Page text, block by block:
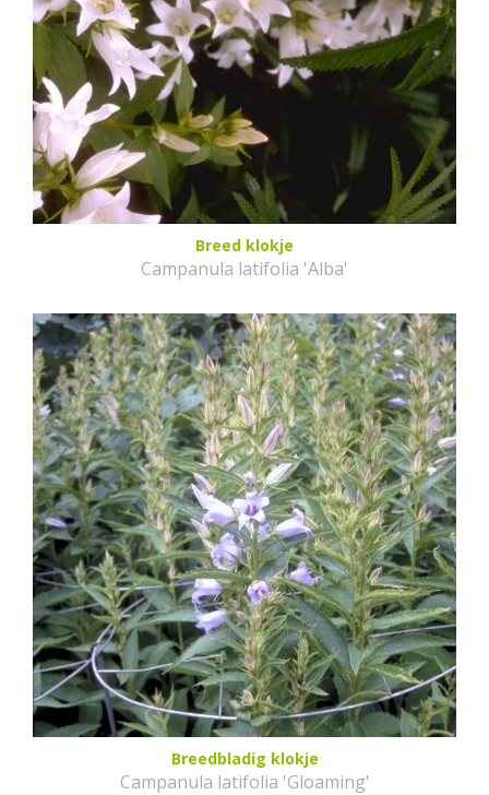
Breed klokje
Campanula latifolia 'Alba'
Breedbladig klokje
Campanula latifolia 'Gloaming'